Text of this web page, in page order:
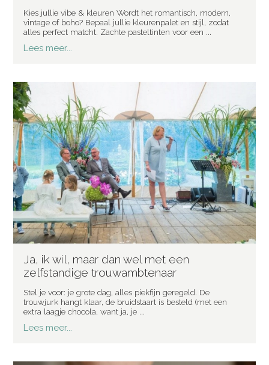
Kies jullie vibe & kleuren Wordt het romantisch, modern,
vintage of boho? Bepaal jullie kleurenpalet en stijl, zodat
alles perfect matcht. Zachte pasteltinten voor een ...
Lees meer...
Ja, ik wil, maar dan wel met een
zelfstandige trouwambtenaar
Stel je voor: je grote dag, alles piekfijn geregeld. De
trouwjurk hangt klaar, de bruidstaart is besteld (met een
extra laagje chocola, want ja, je ...
Lees meer...